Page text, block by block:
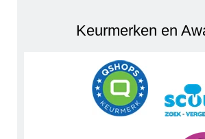
Keurmerken en